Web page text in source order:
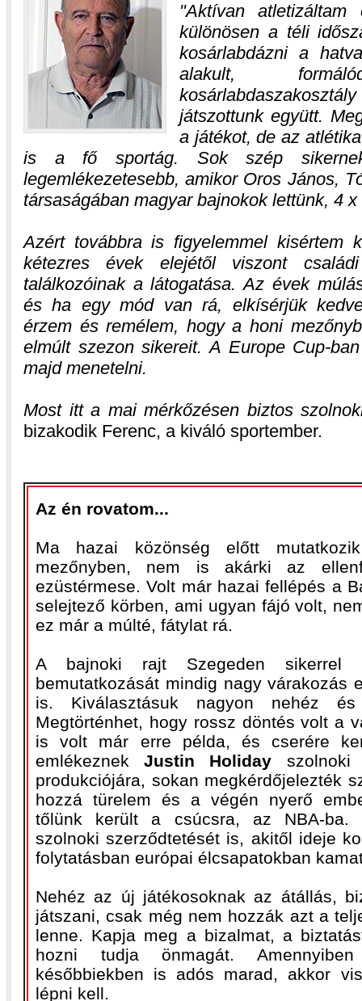
Aktívan atletizáltam
különösen a téli
kosárlabdázni a
alakult,
játszottunk együtt.
a játékot, de az
is a fő sportág. Sok szép
legemlékezetesebb, amikor Oros János,
társaságában magyar bajnokok lettünk, 4
Azért továbbra is figyelemmel kisértem
kétezres évek elejétől viszont
találkozóinak a látogatása. Az évek
és ha egy mód van rá, elkísérjük
érzem és remélem, hogy a honi
elmúlt szezon sikereit. A Europe Cup-
majd menetelni.
Most itt a mai mérkőzésen biztos
bizakodik Ferenc, a kiváló sportember.
Az én rovatom...
Ma hazai közönség előtt
mezőnyben, nem is akárki az
ezüstérmese. Volt már hazai fellépés a
selejtező körben, ami ugyan fájó volt,
ez már a múlté, fátylat rá.
A bajnoki rajt Szegeden
bemutatkozását mindig nagy várakozás
is. Kiválasztásuk nagyon nehéz és
Megtörténhet, hogy rossz döntés volt a
is volt már erre példa, és cserére
emlékeznekJustin Holiday szolnoki
produkciójára, sokan megkérdőjelezték
hozzá türelem és a végén nyerő
tőlünk került a csúcsra, az NBA-ba.
szolnoki szerződtetését is, akitől ideje
folytatásban európai élcsapatokban
Nehéz az új játékosoknak az átállás,
játszani, csak még nem hozzák azt a
lenne. Kapja meg a bizalmat, a
hozni tudja önmagát.
későbbiekben is adós marad, akkor
lépni kell.